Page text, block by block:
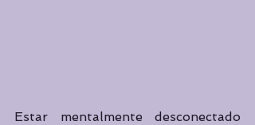
Estar mentalmente desconectado